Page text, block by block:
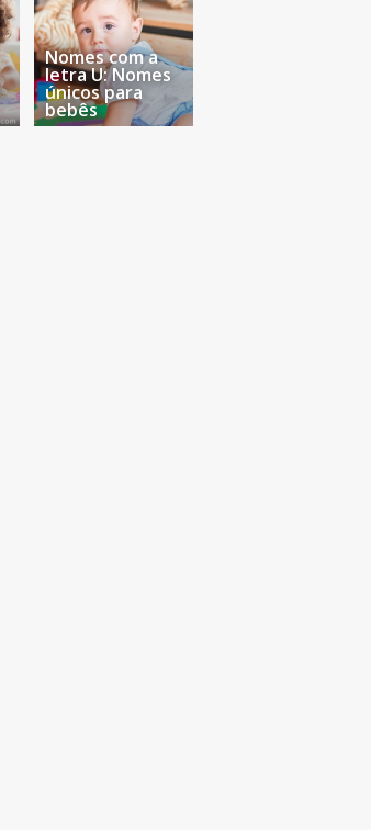
Nomes com a
letra U: Nomes
únicos para
bebês